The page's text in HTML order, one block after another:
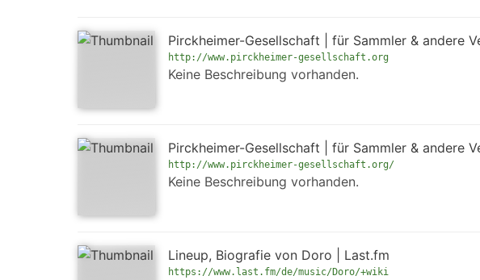
Pirckheimer-Gesellschaft | für Sammler & andere
http://www.pirckheimer-gesellschaft.org
Keine Beschreibung vorhanden.
Pirckheimer-Gesellschaft | für Sammler & andere
http://www.pirckheimer-gesellschaft.org/
Keine Beschreibung vorhanden.
Lineup, Biografie von Doro | Last.fm
https://www.last.fm/de/music/Doro/+wiki